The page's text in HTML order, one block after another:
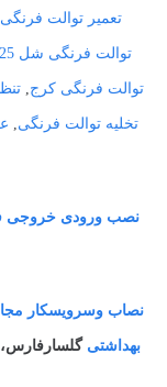
تعمیر توالت
توالت فرنگی شل 09121507825
توالت فرنگی کرج,
تخلیه توالت فرنگی,
نصب ورودی خروجی
نصاب وسرویسکار
بهداشتیگلسارفارس،